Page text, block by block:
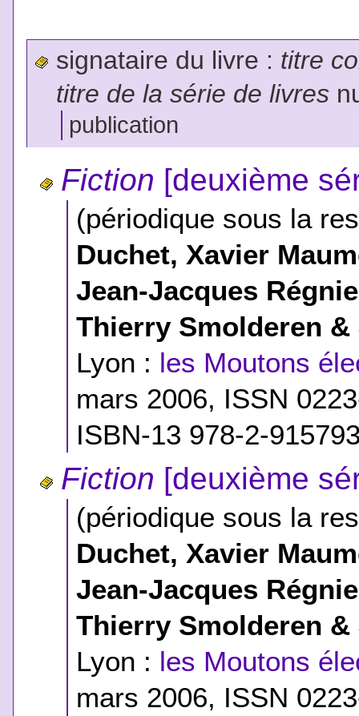
signataire du livre : titre
titre de la série de livres
publication
Fiction [deuxième
(périodique sous la
Duchet, Xavier
Jean-Jacques
Thierry Smolderen &
Lyon : les Moutons
mars 2006, ISSN
ISBN-13 978-2-
Fiction [deuxième
(périodique sous la
Duchet, Xavier
Jean-Jacques
Thierry Smolderen &
Lyon : les Moutons
mars 2006, ISSN